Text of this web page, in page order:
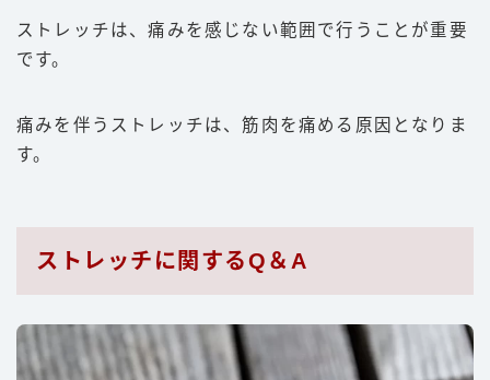
ストレッチは、痛みを感じない範囲で行うことが重要
です。
痛みを伴うストレッチは、筋肉を痛める原因となりま
す。
ストレッチに関するQ＆A